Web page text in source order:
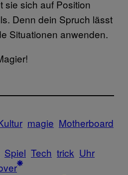
sie sich auf Position
Denn dein Spruch lässt
Situationen anwenden.
magie Motherboard
Spiel Tech trick Uhr